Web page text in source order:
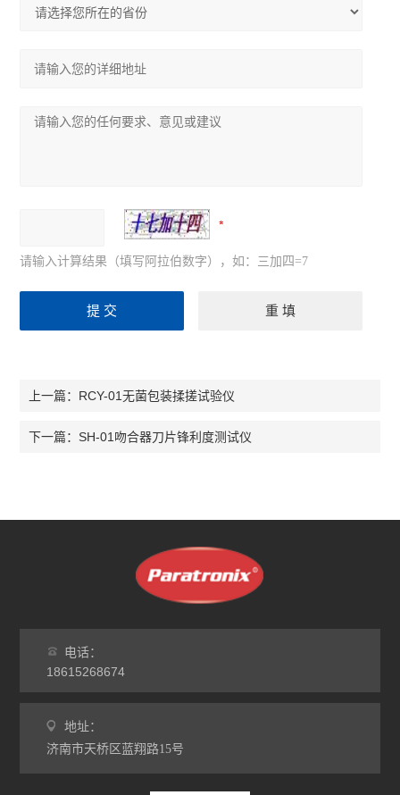
请输入计算结果（填写阿拉伯数字），如：三加四=7
上一篇： RCY-01无菌包装揉搓试验仪
下一篇： SH-01吻合器刀片锋利度测试仪
电话：
18615268674
地址：
济南市天桥区蓝翔路15号